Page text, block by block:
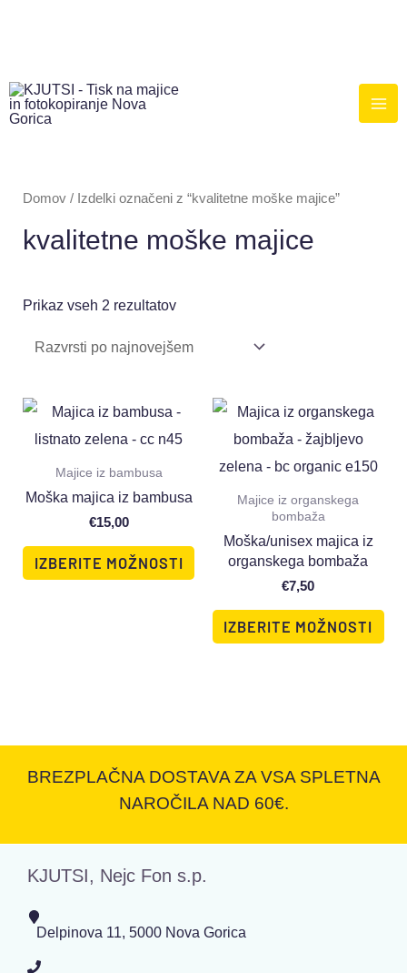
Domov / Izdelki označeni z “kvalitetne moške majice”
kvalitetne moške majice
Prikaz vseh 2 rezultatov
Majice iz bambusa
Moška majica iz bambusa
€15,00
IZBERITE MOŽNOSTI
Majice iz organskega
bombaža
Moška/unisex majica iz
organskega bombaža
€7,50
IZBERITE MOŽNOSTI
BREZPLAČNA DOSTAVA ZA VSA SPLETNA
NAROČILA NAD 60€.
KJUTSI, Nejc Fon s.p.
Delpinova 11, 5000 Nova Gorica